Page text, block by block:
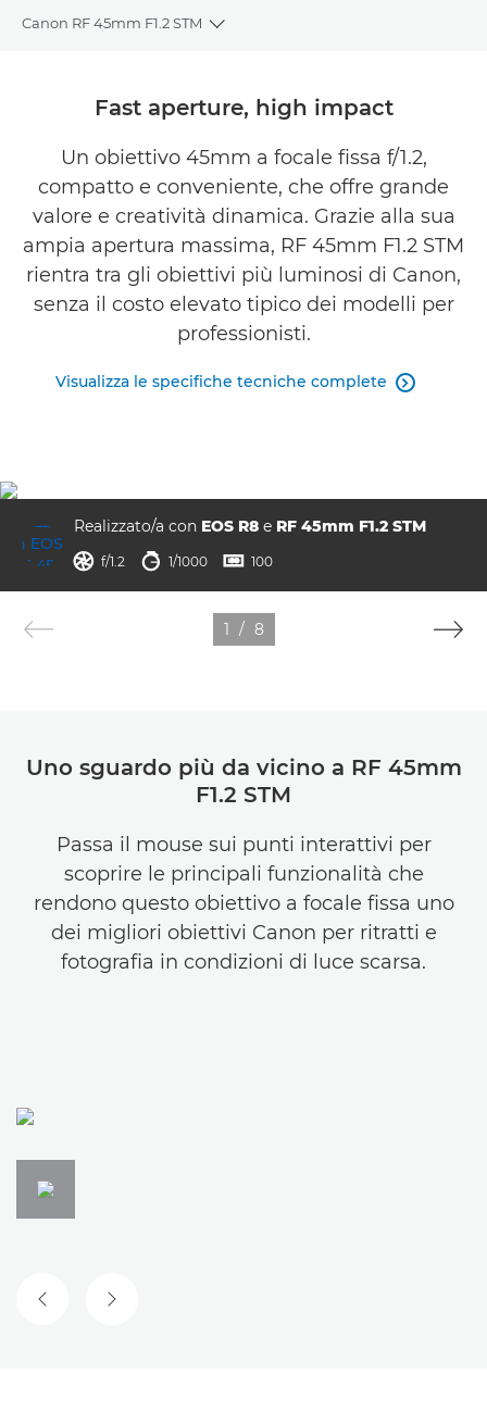
Canon RF 45mm F1.2 STM
Toggle breadcrumbs
Galleria
Recensioni
TROVA UN RIVENDITORE
Fast aperture, high impact
Un obiettivo 45mm a focale fissa f/1.2,
compatto e conveniente, che offre grande
valore e creatività dinamica. Grazie alla sua
ampia apertura massima, RF 45mm F1.2 STM
rientra tra gli obiettivi più luminosi di Canon,
senza il costo elevato tipico dei modelli per
professionisti.
Visualizza le specifiche tecniche complete 
Realizzato/a con EOS R8 e RF 45mm F1.2 STM
apertura
 f/1.2 velocità otturatore
 1/1000 ISO
 100
1 / 8
Uno sguardo più da vicino a RF 45mm
F1.2 STM
Passa il mouse sui punti interattivi per
scoprire le principali funzionalità che
rendono questo obiettivo a focale fissa uno
dei migliori obiettivi Canon per ritratti e
fotografia in condizioni di luce scarsa.
SLIDE PRECEDENTE
SLIDE SUCCESSIVA